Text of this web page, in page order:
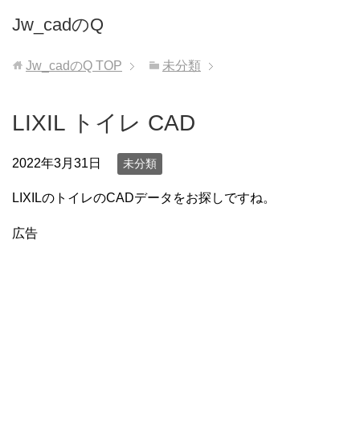
Jw_cadのQ
Jw_cadのQ TOP 未分類
LIXIL トイレ CAD
2022年3月31日 未分類
LIXILのトイレのCADデータをお探しですね。
広告